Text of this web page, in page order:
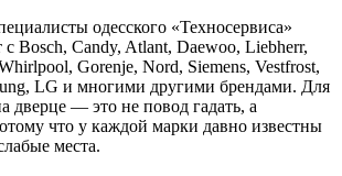
одесского «Техносервиса»
с Bosch, Candy, Atlant, Daewoo, Liebherr,
Gorenje, Nord, Siemens, Vestfrost,
LG и многими другими брендами. Для
дверце — это не повод гадать, а
что у каждой марки давно известны
места.